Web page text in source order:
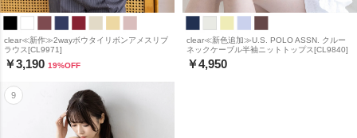
clear≪新作≫2wayボウタイリボンアメスリブ
ラウス[CL9971]
￥3,190 19%OFF
clear≪新色追加≫U.S. POLO ASSN. クルー
ネックケーブル半袖ニットトップス[CL9840]
￥4,950